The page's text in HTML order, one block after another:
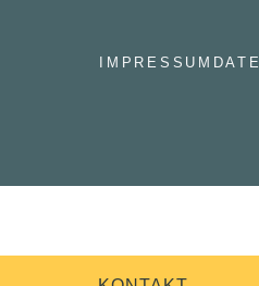
IMPRESSUM